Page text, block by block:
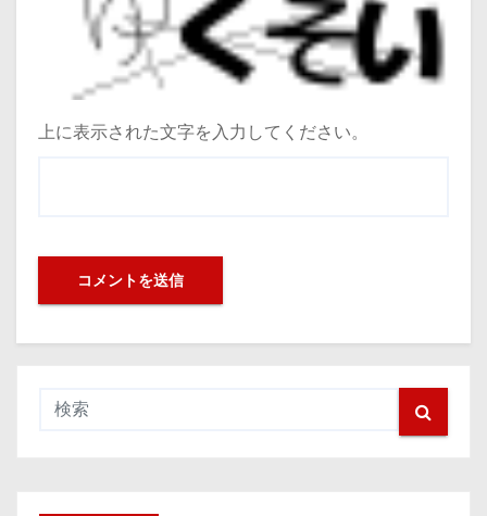
上に表示された文字を入力してください。